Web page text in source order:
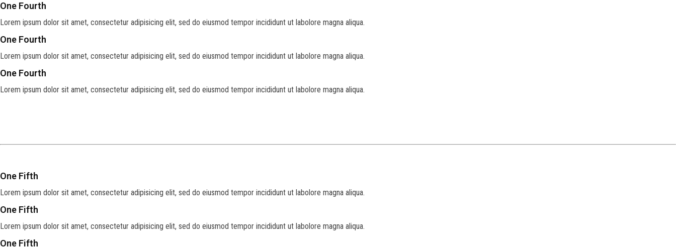
One Fourth
Lorem ipsum dolor sit amet, consectetur adipisicing elit, sed do eiusmod tempor incididunt ut labolore magna aliqua.
One Fourth
Lorem ipsum dolor sit amet, consectetur adipisicing elit, sed do eiusmod tempor incididunt ut labolore magna aliqua.
One Fourth
Lorem ipsum dolor sit amet, consectetur adipisicing elit, sed do eiusmod tempor incididunt ut labolore magna aliqua.
One Fifth
Lorem ipsum dolor sit amet, consectetur adipisicing elit, sed do eiusmod tempor incididunt ut labolore magna aliqua.
One Fifth
Lorem ipsum dolor sit amet, consectetur adipisicing elit, sed do eiusmod tempor incididunt ut labolore magna aliqua.
One Fifth